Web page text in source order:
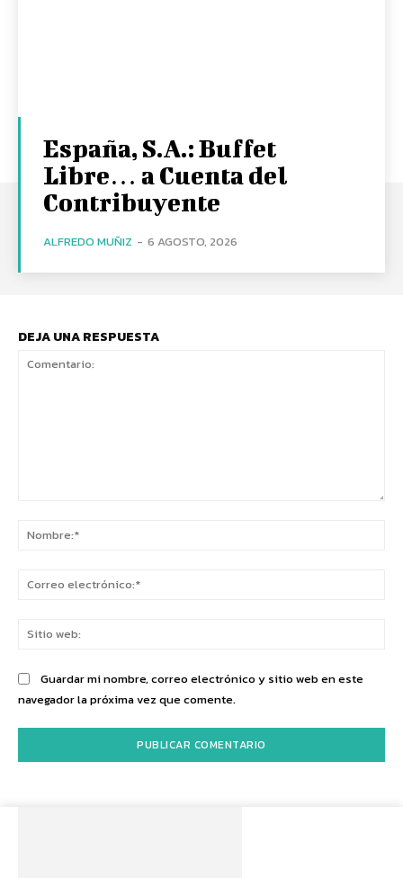
España, S.A.: Buffet
Libre… a Cuenta del
Contribuyente
ALFREDO MUÑIZ - 6 AGOSTO, 2026
DEJA UNA RESPUESTA
Guardar mi nombre, correo electrónico y sitio web en este
navegador la próxima vez que comente.